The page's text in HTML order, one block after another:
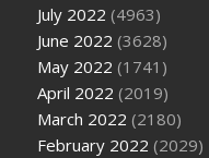
July 2022 (4963)
June 2022 (3628)
May 2022 (1741)
April 2022 (2019)
March 2022 (2180)
February 2022 (2029)